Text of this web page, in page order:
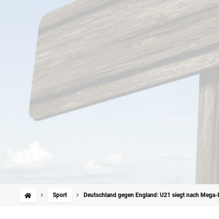
Sport Deutschland gegen England: U21 siegt nach